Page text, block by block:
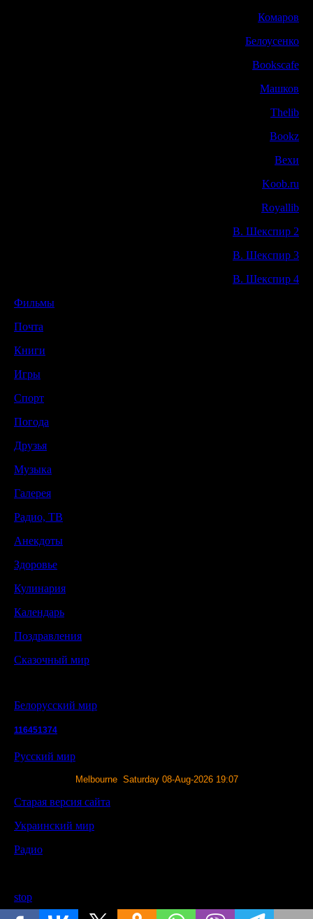
Комаров
Белоусенко
Bookscafe
Машков
Thelib
Bookz
Вехи
Koob.ru
Royallib
В. Шекспир 2
В. Шекспир 3
В. Шекспир 4
Фильмы
Почта
Книги
Игры
Спорт
Погода
Друзья
Музыка
Галерея
Радио, ТВ
Анекдоты
Здоровье
Кулинария
Календарь
Поздравления
Сказочный мир
Белорусский мир
116451374
Русский мир
Melbourne Saturday 08-Aug-2026 19:07
Старая версия сайта
Украинский мир
Радио
stop